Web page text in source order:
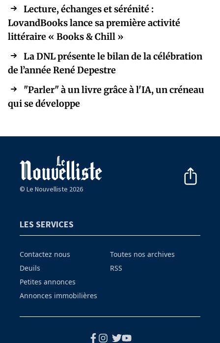
Lecture, échanges et sérénité :
LovandBooks lance sa première activité
littéraire « Books & Chill »
La DNL présente le bilan de la célébration
de l’année René Depestre
"Parler" à un livre grâce à l'IA, un créneau
qui se développe
© Le Nouvelliste 2026
LES SERVICES
Contactez nous
Deuils
Petites annonces
Annonces immobilières
Toutes nos archives
RSS